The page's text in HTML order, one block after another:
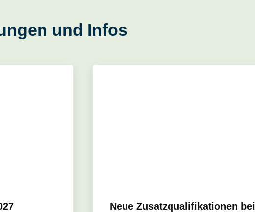
und Infos
Neue Zusatzqualifikationen bei